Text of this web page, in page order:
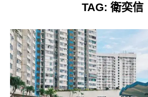
TAG: 衛奕信